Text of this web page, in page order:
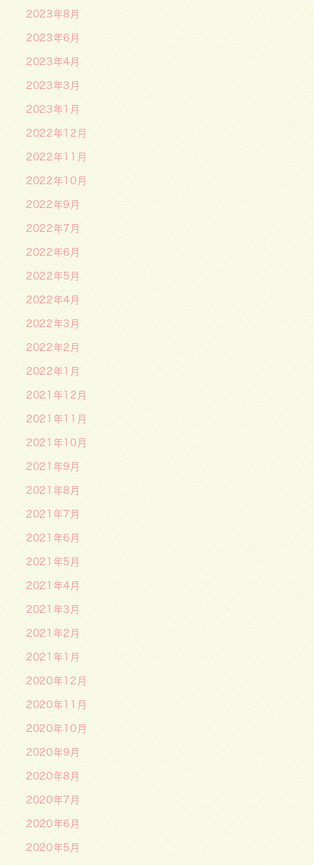
2023年8月
2023年6月
2023年4月
2023年3月
2023年1月
2022年12月
2022年11月
2022年10月
2022年9月
2022年7月
2022年6月
2022年5月
2022年4月
2022年3月
2022年2月
2022年1月
2021年12月
2021年11月
2021年10月
2021年9月
2021年8月
2021年7月
2021年6月
2021年5月
2021年4月
2021年3月
2021年2月
2021年1月
2020年12月
2020年11月
2020年10月
2020年9月
2020年8月
2020年7月
2020年6月
2020年5月